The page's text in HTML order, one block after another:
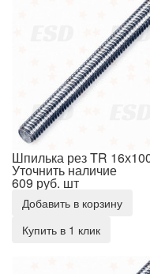
Шпилька рез TR
Уточнить наличие
609 руб. шт
Добавить в корзину
Купить в 1 клик